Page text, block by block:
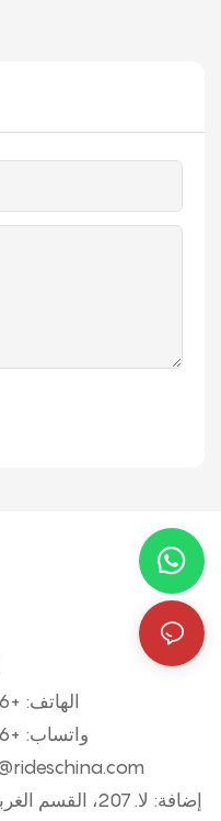
الهاتف: +
واتساب: +
إضافة: لا. 207،